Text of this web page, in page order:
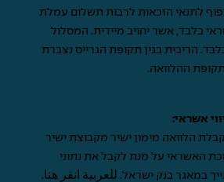
לתנאי הזכאות לרבות תשלום עמלת
בלבד, אשר יחויב מיידית. המסלול
הריבית בגין תקופת הגרייס נצברת
ההלוואה.
אשראי:
הלוואה מימון ישיר מקבוצת ישיר
האשראי על מנת לקבל את נתוני
במאגר בנק ישראל. للعربية انقر هنا.